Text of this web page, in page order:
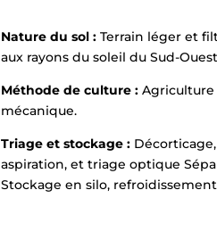
Nature du sol :Terrain léger et
aux rayons du soleil du Sud-
Méthode de culture : Agriculture
mécanique.
Triage et stockage :
aspiration, et triage optique
Stockage en silo,